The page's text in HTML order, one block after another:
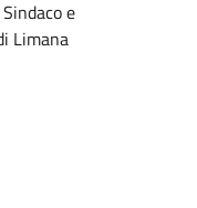
e
Limana